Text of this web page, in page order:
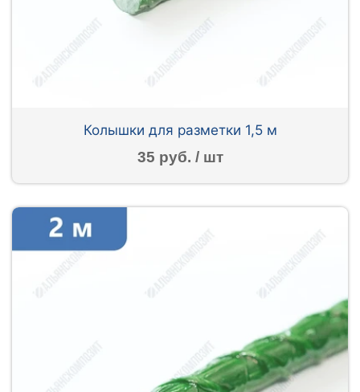
Колышки для разметки 1,5 м
35 руб. / шт